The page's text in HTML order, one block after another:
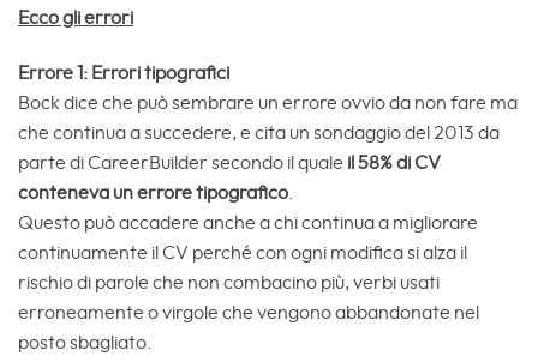
Ecco gli errori
Errore 1: Errori tipografici
Bock dice che può sembrare un errore ovvio da non fare ma
che continua a succedere, e cita un sondaggio del 2013 da
parte di CareerBuilder secondo il quale il 58% di CV
conteneva un errore tipografico
Questo può accadere anche a chi continua a migliorare
continuamente il CV perché con ogni modifica si alza il
rischio di parole che non combacino più, verbi usati
erroneamente o virgole che vengono abbandonate nel
posto sbagliato.